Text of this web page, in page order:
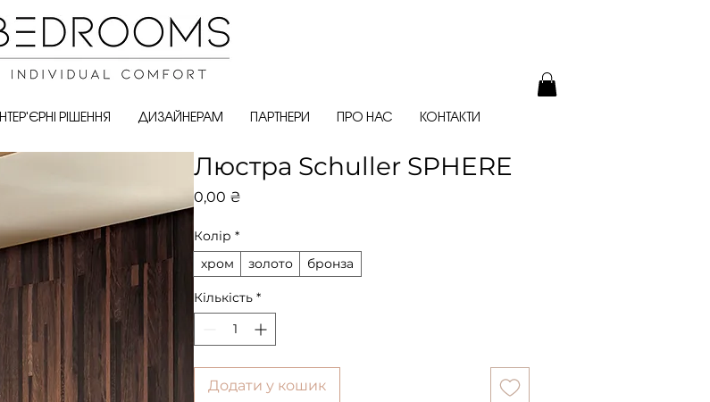
ІНТЕР'ЄРНІ РІШЕННЯ ДИЗАЙНЕРАМ ПАРТНЕРИ ПРО НАС КОНТАКТИ
Люстра Schuller SPHERE
0,00 ₴
Колір *
хром
золото бронза
Кількість *
Додати у кошик